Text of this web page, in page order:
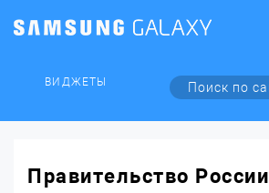
ВИДЖЕТЫ
Правительство России